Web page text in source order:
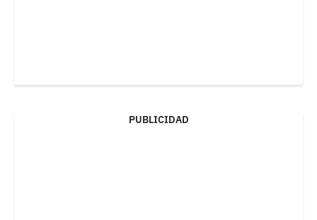
PUBLICIDAD